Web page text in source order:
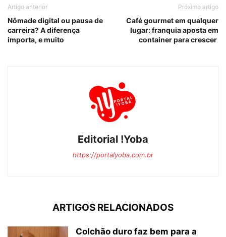
Artigo anterior
Nômade digital ou pausa de
carreira? A diferença
importa, e muito
Próximo artigo
Café gourmet em qualquer
lugar: franquia aposta em
container para crescer
Editorial !Yoba
https://portalyoba.com.br
ARTIGOS RELACIONADOS
Colchão duro faz bem para a